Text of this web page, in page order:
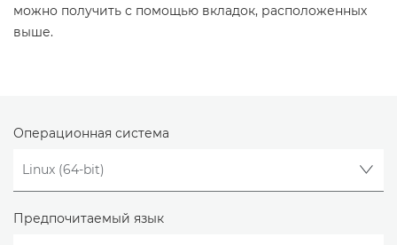
можно получить с помощью вкладок, расположенных
выше.
Операционная система
Предпочитаемый язык